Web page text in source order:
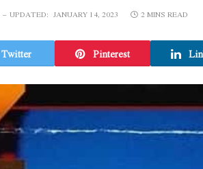
UPDATED: JANUARY 14, 2023 2 MINS READ
Twitter Pinterest